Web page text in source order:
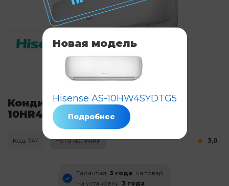
Кондиционер Hisense AS-
10HR4SYDTG5
Код: 747 Нет в наличии 3,0
Гарантия 3 года на товар
На установку 3 года
Новая модель
Hisense AS-10HW4SYDTG5
Подробнее